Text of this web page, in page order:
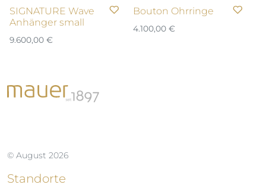
SIGNATURE Wave
Anhänger small
9.600,00 €
Bouton Ohrringe
4.100,00 €
© August 2026
Standorte